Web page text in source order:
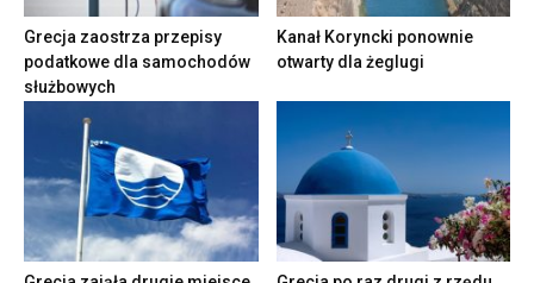
Grecja zaostrza przepisy
podatkowe dla samochodów
służbowych
Kanał Koryncki ponownie
otwarty dla żeglugi